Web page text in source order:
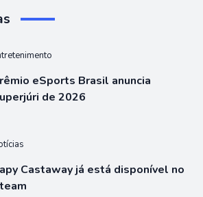
eSports Brasil anuncia
de 2026
Castaway já está disponível no